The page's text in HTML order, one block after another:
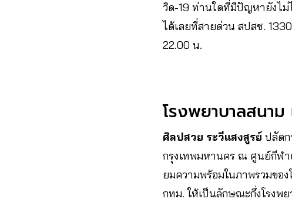
วิด-19 ท่านใดที่มีปัญหายังไม่
ได้เลยที่สายด่วน สปสช.
22.00 น.
โรงพยาบาลสนาม
ศิลปสวย ระวีแสงสูรย์ ปลัดก
กรุงเทพมหานคร ณ ศูนย์กีฬา
ยมความพร้อมในภาพรวมขอ
กทม. ให้เป็นลักษณะกึ่งโรงพ